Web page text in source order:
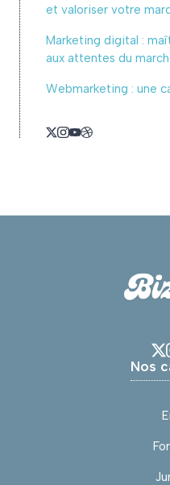
et valoriser votre
Marketing digital :
aux attentes du
Webmarketing : une
Nos